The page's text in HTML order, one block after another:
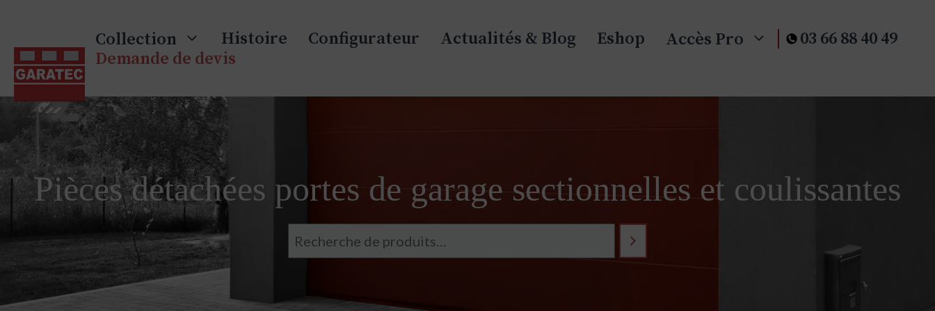
content
Collection Histoire Configurateur Actualités & Blog Eshop Accès Pro
03 66 88 40 49
Demande de devis
Pièces détachées portes de garage sectionnelles et coulissantes